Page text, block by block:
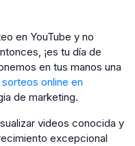
en YouTube y no
¡es tu día de
en tus manos una
online en
de marketing.
videos conocida y
excepcional